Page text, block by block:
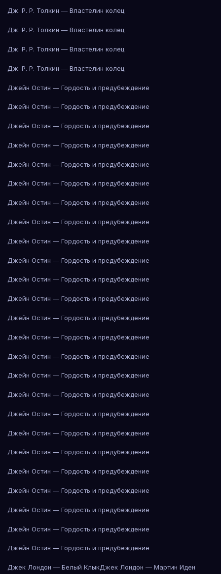
Дж. Р. Р. Толкин — Властелин колец
Дж. Р. Р. Толкин — Властелин колец
Дж. Р. Р. Толкин — Властелин колец
Дж. Р. Р. Толкин — Властелин колец
Джейн Остин — Гордость и предубеждение
Джейн Остин — Гордость и предубеждение
Джейн Остин — Гордость и предубеждение
Джейн Остин — Гордость и предубеждение
Джейн Остин — Гордость и предубеждение
Джейн Остин — Гордость и предубеждение
Джейн Остин — Гордость и предубеждение
Джейн Остин — Гордость и предубеждение
Джейн Остин — Гордость и предубеждение
Джейн Остин — Гордость и предубеждение
Джейн Остин — Гордость и предубеждение
Джейн Остин — Гордость и предубеждение
Джейн Остин — Гордость и предубеждение
Джейн Остин — Гордость и предубеждение
Джейн Остин — Гордость и предубеждение
Джейн Остин — Гордость и предубеждение
Джейн Остин — Гордость и предубеждение
Джейн Остин — Гордость и предубеждение
Джейн Остин — Гордость и предубеждение
Джейн Остин — Гордость и предубеждение
Джейн Остин — Гордость и предубеждение
Джейн Остин — Гордость и предубеждение
Джейн Остин — Гордость и предубеждение
Джейн Остин — Гордость и предубеждение
Джейн Остин — Гордость и предубеждение
Джек Лондон — Белый КлыкДжек Лондон — Мартин Иден